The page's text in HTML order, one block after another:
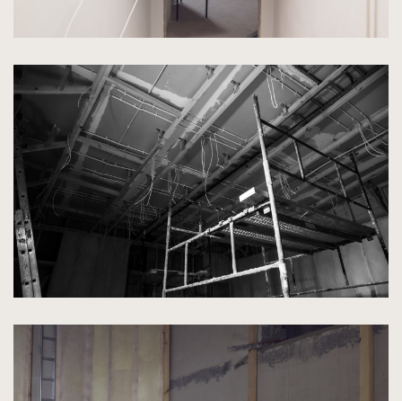
spowoduje
powiększenie
zdjęcia
do
rozmiarów
oryginalnych
spowoduje
powiększenie
zdjęcia
rozmiarów